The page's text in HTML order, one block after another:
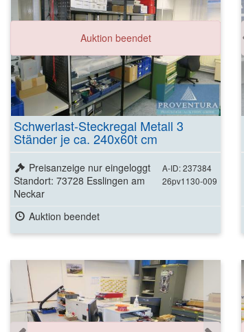
Auktion beendet
Schwerlast-Steckregal Metall 3
Ständer je ca. 240x60t cm
A-ID: 237384
26pv1130-009
Preisanzeige nur eingeloggt
Standort: 73728 Esslingen am
Neckar
Auktion beendet